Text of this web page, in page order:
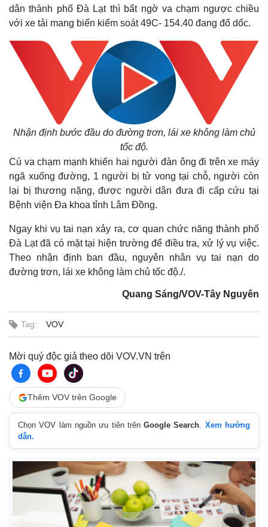
Thế giới
Cuộc sống đó đây
Multimedia
Video
Ảnh
dân thành phố Đà Lạt thì bất ngờ va chạm ngược chiều
với xe tải mang biển kiểm soát 49C- 154.40 đang đổ dốc.
Nhận định bước đầu do đường trơn, lái xe không làm chủ
tốc độ.
Cú va chạm mạnh khiến hai người đàn ông đi trên xe máy
ngã xuống đường, 1 người bị tử vong tại chỗ, người còn
lại bị thương nặng, được người dân đưa đi cấp cứu tại
Bệnh viện Đa khoa tỉnh Lâm Đồng.
Ngay khi vụ tai nạn xảy ra, cơ quan chức năng thành phố
Đà Lạt đã có mặt tại hiện trường để điều tra, xử lý vụ việc.
Theo nhận định ban đầu, nguyên nhân vụ tai nạn do
đường trơn, lái xe không làm chủ tốc độ./.
Quang Sáng/VOV-Tây Nguyên
Tag: VOV
Mời quý độc giả theo dõi VOV.VN trên
Thêm VOV trên Google
Chọn VOV làm nguồn ưu tiên trênGoogle Search. Xem hướng
dẫn.